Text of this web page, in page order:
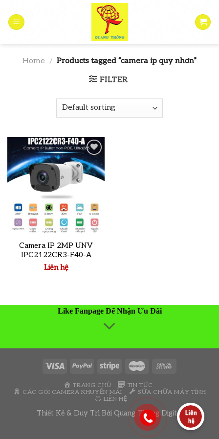
content
Home / Products tagged “camera ip quy nhơn”
FILTER
Add to
Camera IP 2MP UNV
IPC2122CR3-F40-A
Liên hệ
Like Fanpage Để Nhận Ưu Đãi
TRANG CHỦ
TIN TỨC
CÁC GÓI CAMERA KHUYẾN MÃI
SỬA CHỮA MÁY TÍNH
LIÊN HỆ
Thiết Kế & Duy Trì Bởi Quang Thông Digital